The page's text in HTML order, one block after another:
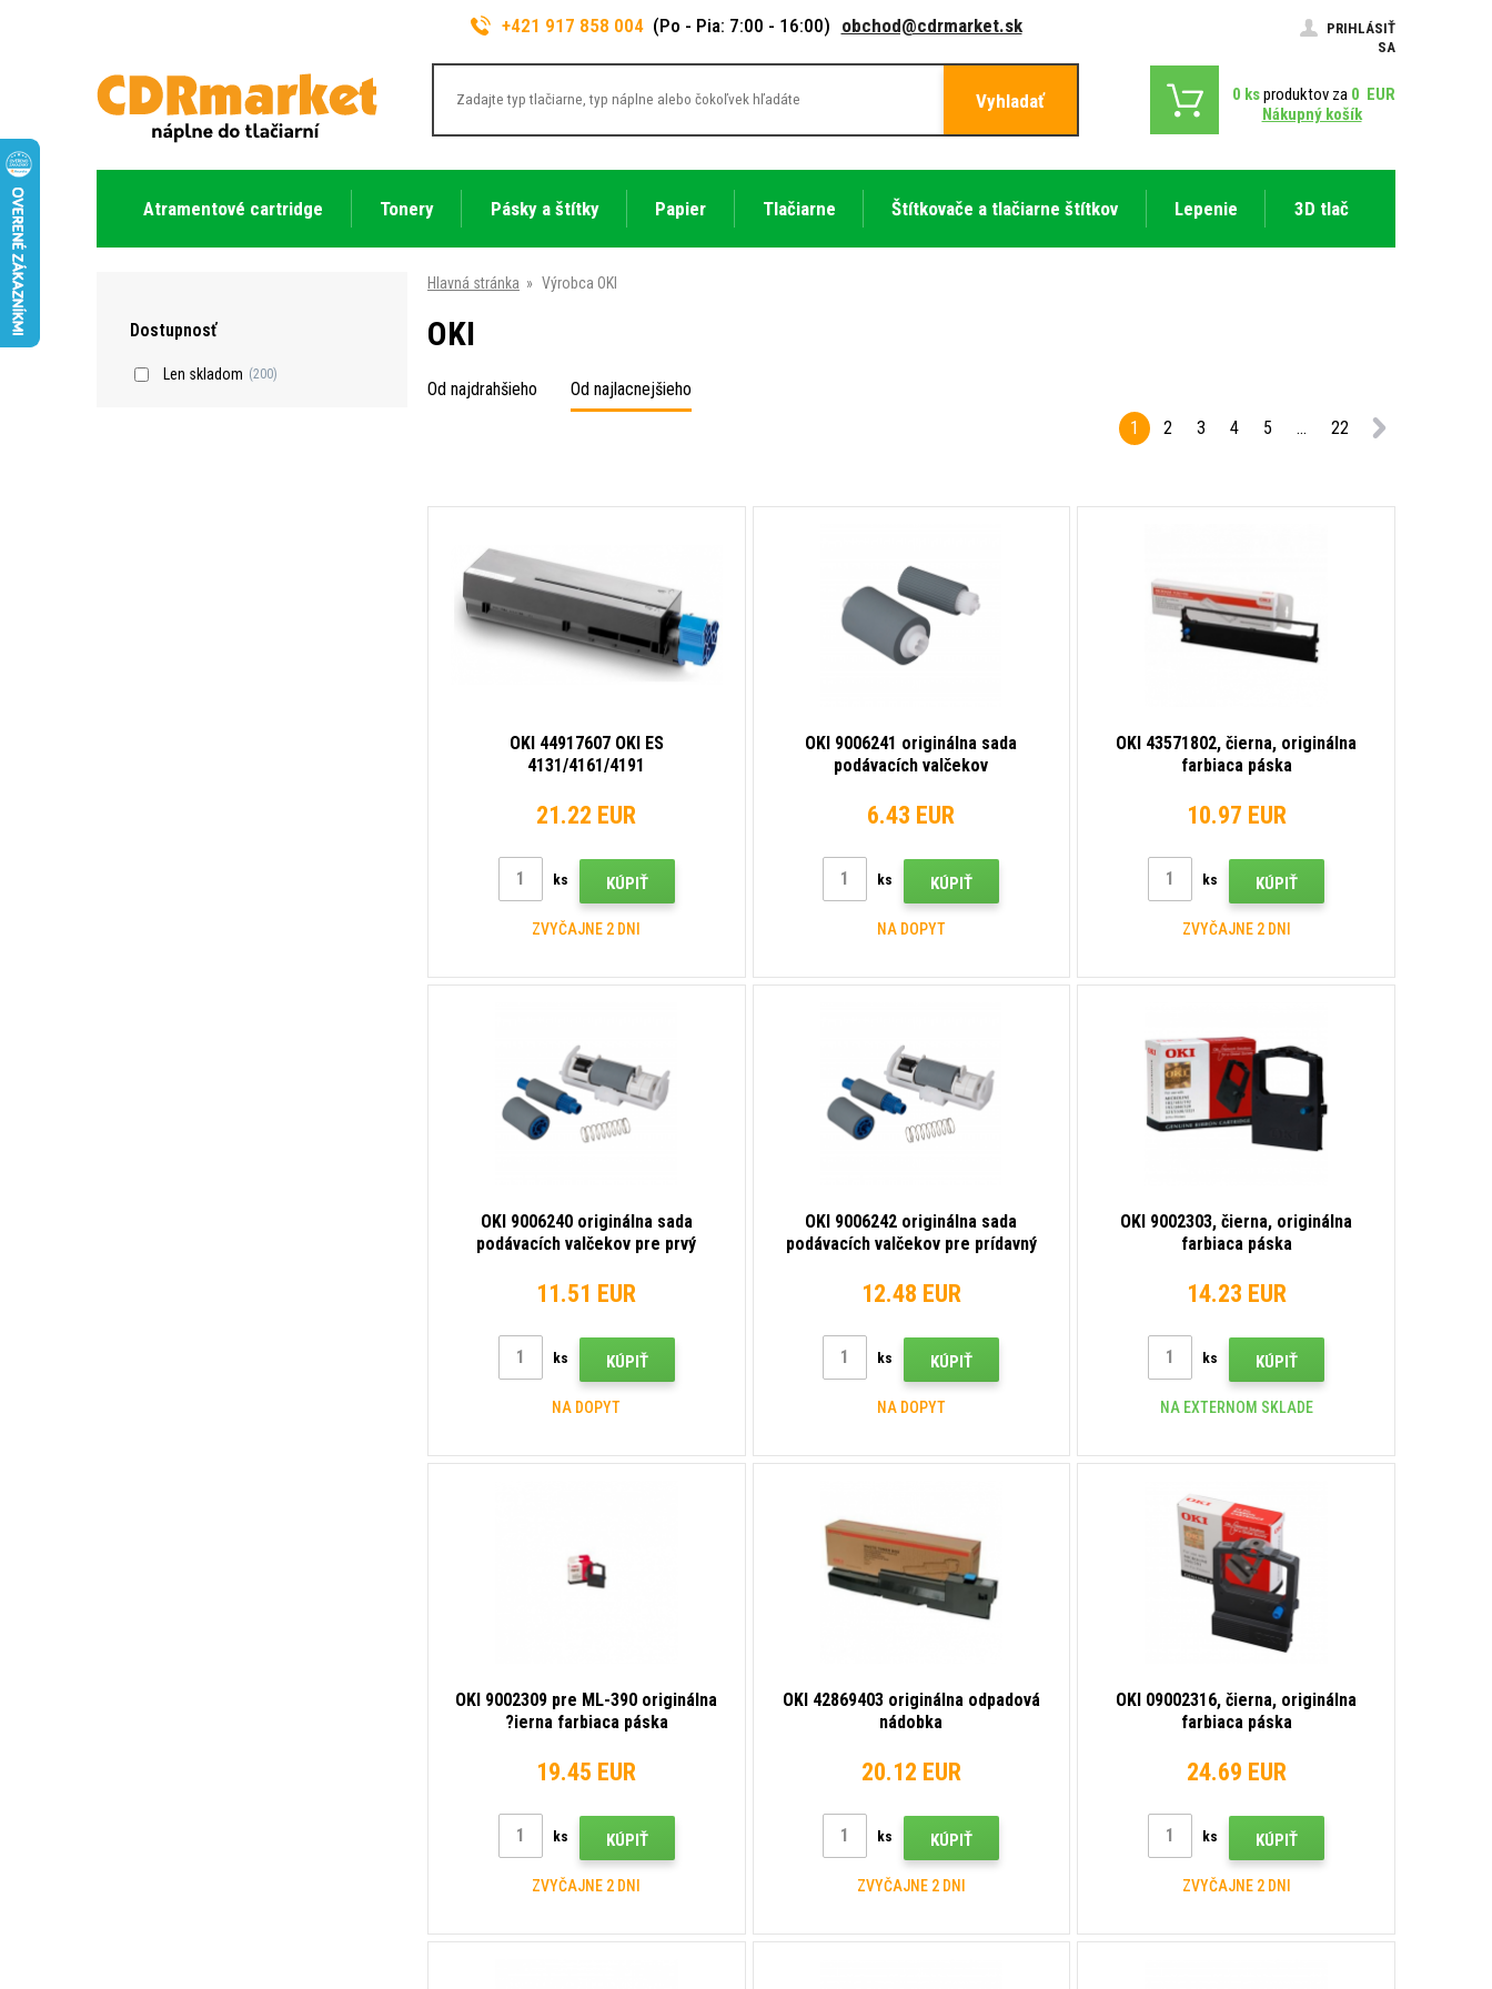
+421 917 858 004 (Po - Pia: 7:00 - 16:00) obchod@cdrmarket.sk
PRIHLÁSIŤ
SA
Vyhladať 0 ksproduktov za 0 EUR
Nákupný košík
Atramentové cartridge Tonery Pásky a štítky Papier Tlačiarne Štítkovače a tlačiarne štítkov Lepenie 3D tlač
Dostupnosť
Len skladom (200)
Hlavná stránka » Výrobca OKI
OKI
Od najdrahšieho
Od najlacnejšieho
1
2 3 4 5 ... 22
OKI 44917607 OKI ES
4131/4161/4191
21.22 EUR
ks KÚPIŤ
ZVYČAJNE 2 DNI
OKI 9006241 originálna sada
podávacích valčekov
6.43 EUR
ks KÚPIŤ
NA DOPYT
OKI 43571802, čierna, originálna
farbiaca páska
10.97 EUR
ks KÚPIŤ
ZVYČAJNE 2 DNI
OKI 9006240 originálna sada
podávacích valčekov pre prvý
11.51 EUR
ks KÚPIŤ
NA DOPYT
OKI 9006242 originálna sada
podávacích valčekov pre prídavný
12.48 EUR
ks KÚPIŤ
NA DOPYT
OKI 9002303, čierna, originálna
farbiaca páska
14.23 EUR
ks KÚPIŤ
NA EXTERNOM SKLADE
OKI 9002309 pre ML-390 originálna
?ierna farbiaca páska
19.45 EUR
ks KÚPIŤ
ZVYČAJNE 2 DNI
OKI 42869403 originálna odpadová
nádobka
20.12 EUR
ks KÚPIŤ
ZVYČAJNE 2 DNI
OKI 09002316, čierna, originálna
farbiaca páska
24.69 EUR
ks KÚPIŤ
ZVYČAJNE 2 DNI